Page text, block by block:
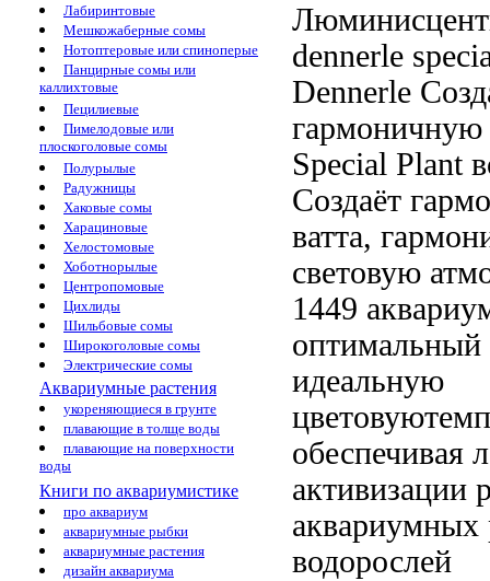
Лабиринтовые
Мешкожаберные сомы
Нотоптеровые или спиноперые
Панцирные сомы или
каллихтовые
Пецилиевые
Пимелодовые или
плоскоголовые сомы
Полурылые
Радужницы
Хаковые сомы
Харациновые
Хелостомовые
Хоботнорылые
Центропомовые
Цихлиды
Шильбовые сомы
Широкоголовые сомы
Электрические сомы
Аквариумные растения
укореняющиеся в грунте
плавающие в толще воды
плавающие на поверхности
воды
Книги по аквариумистике
про аквариум
аквариумные рыбки
аквариумные растения
дизайн аквариума
dennerle
Dennerle
гармоничную
Special Plant
Создаёт
ватта,
световую
1449
оптимальный
идеальную
обеспечивая
активизации
аквариумных
водорослей